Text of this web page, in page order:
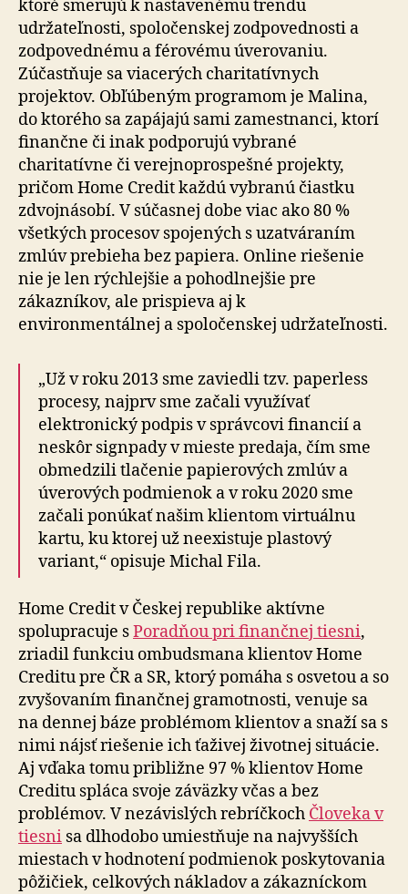
ktoré smerujú k nastavenému trendu
udržateľnosti, spoločenskej zodpovednosti a
zodpovednému a férovému úverovaniu.
Zúčastňuje sa viacerých charitatívnych
projektov. Obľúbeným programom je Malina,
do ktorého sa zapájajú sami zamestnanci, ktorí
finančne či inak podporujú vybrané
charitatívne či verejnoprospešné projekty,
pričom Home Credit každú vybranú čiastku
zdvojnásobí. V súčasnej dobe viac ako 80 %
všetkých procesov spojených s uzatváraním
zmlúv prebieha bez papiera. Online riešenie
nie je len rýchlejšie a pohodlnejšie pre
zákazníkov, ale prispieva aj k
environmentálnej a spoločenskej udržateľnosti.
„Už v roku 2013 sme zaviedli tzv. paperless
procesy, najprv sme začali využívať
elektronický podpis v správcovi financií a
neskôr signpady v mieste predaja, čím sme
obmedzili tlačenie papierových zmlúv a
úverových podmienok a v roku 2020 sme
začali ponúkať našim klientom virtuálnu
kartu, ku ktorej už neexistuje plastový
variant,“ opisuje Michal Fila.
Home Credit v Českej republike aktívne
spolupracuje sPoradňou pri finančnej tiesni,
zriadil funkciu ombudsmana klientov Home
Creditu pre ČR a SR, ktorý pomáha s osvetou a so
zvyšovaním finančnej gramotnosti, venuje sa
na dennej báze problémom klientov a snaží sa s
nimi nájsť riešenie ich ťaživej životnej situácie.
Aj vďaka tomu približne 97 % klientov Home
Creditu spláca svoje záväzky včas a bez
problémov. V nezávislých rebríčkoch Človeka v
tiesni sa dlhodobo umiestňuje na najvyšších
miestach v hodnotení podmienok poskytovania
pôžičiek, celkových nákladov a zákazníckom